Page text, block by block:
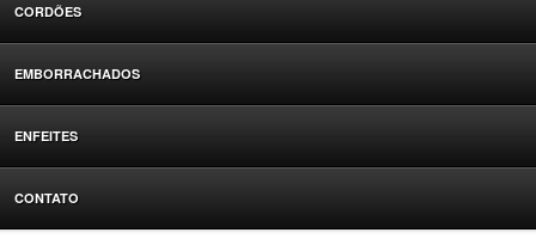
CORDÕES
EMBORRACHADOS
ENFEITES
CONTATO